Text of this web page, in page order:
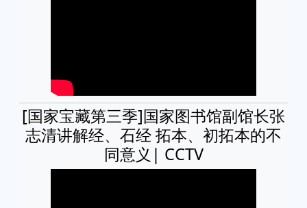
[国家宝藏第三季]国家图书馆副馆长张
志清讲解经、石经 拓本、初拓本的不
同意义| CCTV